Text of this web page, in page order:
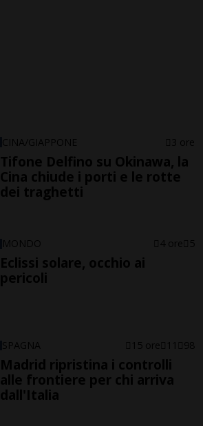
CINA/GIAPPONE 3 ore
Tifone Delfino su Okinawa, la
Cina chiude i porti e le rotte
dei traghetti
MONDO 4 ore 5
Eclissi solare, occhio ai
pericoli
SPAGNA 15 ore 11 98
Madrid ripristina i controlli
alle frontiere per chi arriva
dall'Italia